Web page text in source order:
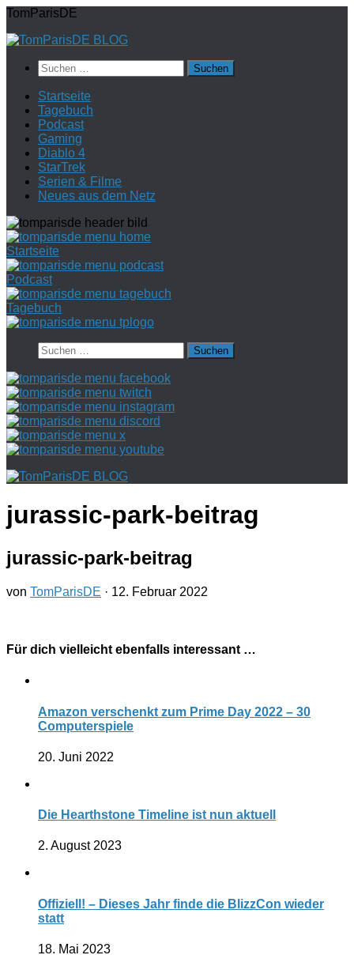
Zum
springen
TomParisDE
Suchen
nach:
Startseite
Tagebuch
Podcast
Gaming
Diablo 4
StarTrek
Serien & Filme
Neues aus dem Netz
Startseite
Podcast
Tagebuch
Suchen
nach:
jurassic-park-beitrag
jurassic-park-beitrag
von TomParisDE · 12. Februar 2022
Für dich vielleicht ebenfalls interessant …
Amazon verschenkt zum Prime Day 2022 – 30
Computerspiele
20. Juni 2022
Die Hearthstone Timeline ist nun aktuell
2. August 2023
Offiziell! – Dieses Jahr finde die BlizzCon wieder
statt
18. Mai 2023